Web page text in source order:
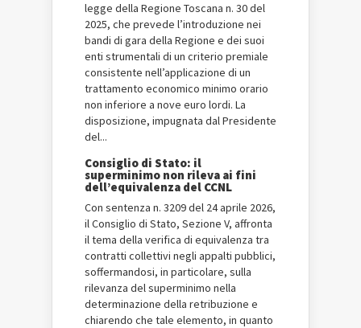
legge della Regione Toscana n. 30 del
2025, che prevede l’introduzione nei
bandi di gara della Regione e dei suoi
enti strumentali di un criterio premiale
consistente nell’applicazione di un
trattamento economico minimo orario
non inferiore a nove euro lordi. La
disposizione, impugnata dal Presidente
del...
Consiglio di Stato: il
superminimo non rileva ai fini
dell’equivalenza del CCNL
Con sentenza n. 3209 del 24 aprile 2026,
il Consiglio di Stato, Sezione V, affronta
il tema della verifica di equivalenza tra
contratti collettivi negli appalti pubblici,
soffermandosi, in particolare, sulla
rilevanza del superminimo nella
determinazione della retribuzione e
chiarendo che tale elemento, in quanto